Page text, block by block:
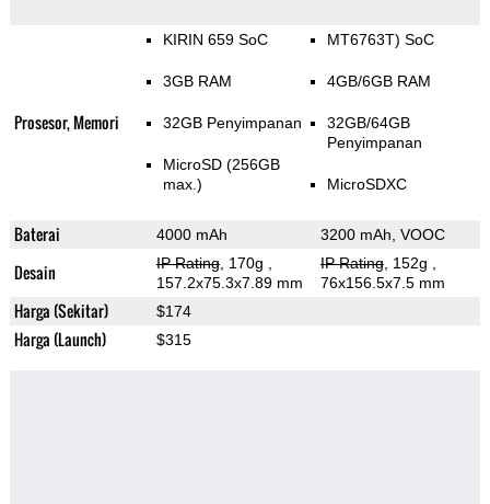
Prosesor, Memori
KIRIN 659 SoC
3GB RAM
32GB Penyimpanan
MicroSD (256GB
max.)
MT6763T) SoC
4GB/6GB RAM
32GB/64GB
Penyimpanan
MicroSDXC
Baterai 4000 mAh 3200 mAh, VOOC
Desain IP Rating, 170g
157.2x75.3x7.89 mm
IP Rating, 152g
76x156.5x7.5 mm
Harga (Sekitar) $174
Harga (Launch) $315